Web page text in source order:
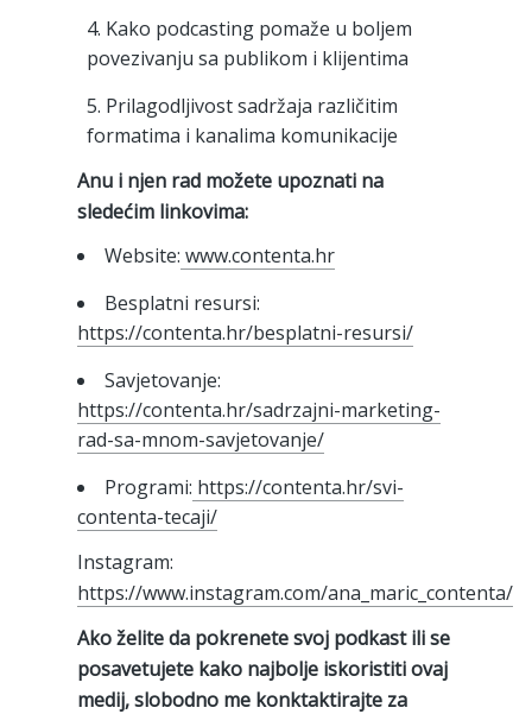
Kako podcasting pomaže u boljem
povezivanju sa publikom i klijentima
Prilagodljivost sadržaja različitim
formatima i kanalima komunikacije
Anu i njen rad možete upoznati na
sledećim linkovima:
Website: www.contenta.hr
Besplatni resursi:
https://contenta.hr/besplatni-resursi/
Savjetovanje:
https://contenta.hr/sadrzajni-marketing-
rad-sa-mnom-savjetovanje/
Programi: https://contenta.hr/svi-
contenta-tecaji/
Instagram:
https://www.instagram.com/ana_maric_contenta/
Ako želite da pokrenete svoj podkast ili se
posavetujete kako najbolje iskoristiti ovaj
medij, slobodno me konktaktirajte za